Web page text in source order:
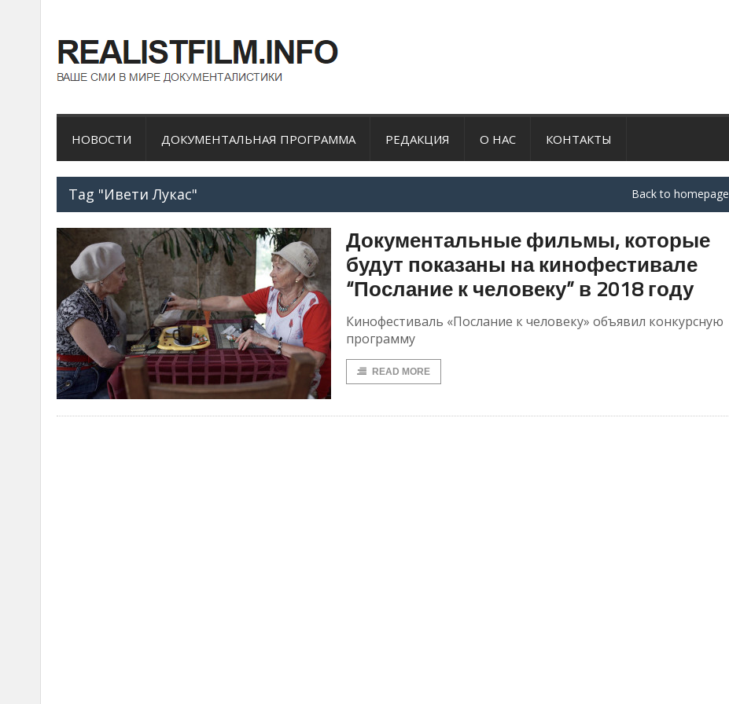
НОВОСТИ ДОКУМЕНТАЛЬНАЯ ПРОГРАММА РЕДАКЦИЯ О НАС КОНТАКТЫ
Tag "Ивети Лукас" Back to homepage
Документальные фильмы, которые
будут показаны на кинофестивале
“Послание к человеку” в 2018 году
Кинофестиваль «Послание к человеку» объявил конкурсную
программу
READ MORE